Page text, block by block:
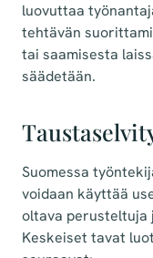
luovuttaa
tehtävän
tai saamisesta
säädetään.
Suomessa
voidaan käyttää
oltava perusteltuja
Keskeiset tavat